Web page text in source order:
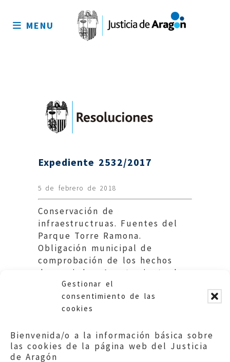
Gestionar el
consentimiento de las
cookies
Bienvenida/o a la información básica sobre
las cookies de la página web del Justicia
de Aragón
sitio
MENU
Expediente 2532/2017
5 de febrero de 2018
Conservación de
infraestructruas. Fuentes del
Parque Torre Ramona.
Obligación municipal de
comprobación de los hechos
denunciados. Ayuntamiento de
Zaragoza.